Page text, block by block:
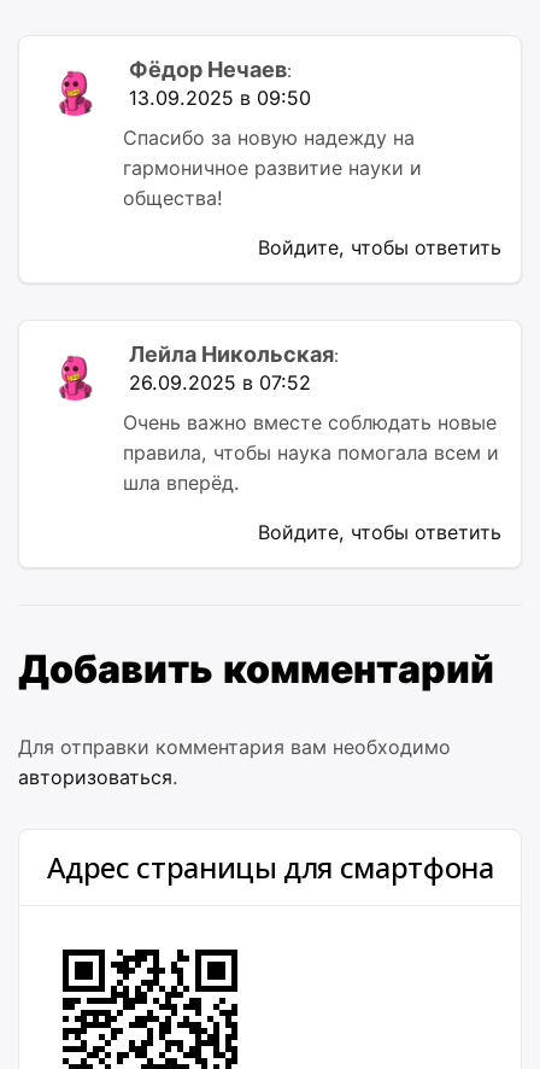
Фёдор Нечаев:
13.09.2025 в 09:50
Спасибо за новую надежду на
гармоничное развитие науки и
общества!
Войдите, чтобы ответить
Лейла Никольская:
26.09.2025 в 07:52
Очень важно вместе соблюдать новые
правила, чтобы наука помогала всем и
шла вперёд.
Войдите, чтобы ответить
Добавить комментарий
Для отправки комментария вам необходимо
авторизоваться.
Адрес страницы для смартфона